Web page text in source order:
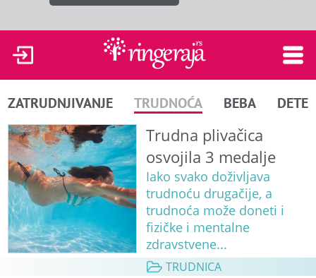
ZATRUDNJIVANJE TRUDNOĆA BEBA DETE
Trudna plivačica
osvojila 3 medalje
Iako svako doživljava
trudnoću drugačije, a
trudnoća može doneti i
fizičke i mentalne
zdravstvene...
TRUDNICA